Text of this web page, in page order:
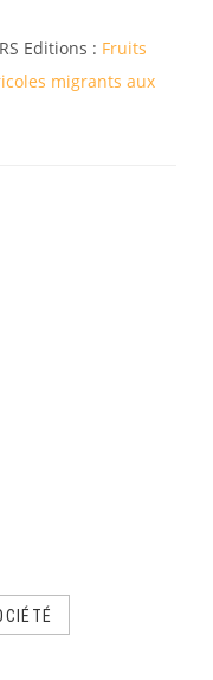
Editions : Fruits
migrants aux